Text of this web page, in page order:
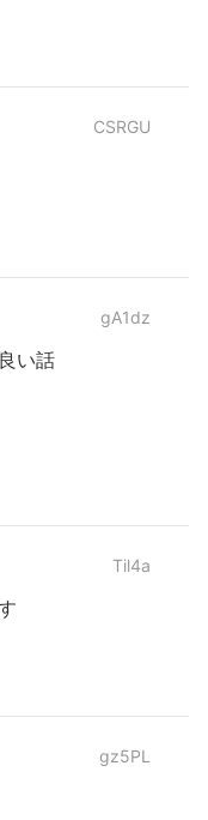
CSRGU
gA1dz
い話
Til4a
gz5PL